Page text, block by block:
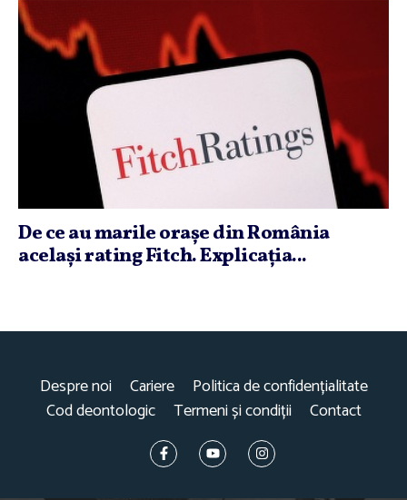
De ce au marile oraşe din România
acelaşi rating Fitch. Explicaţia...
Despre noi Cariere
Politica de confidențialitate
Cod deontologic
Termeni și condiții Contact